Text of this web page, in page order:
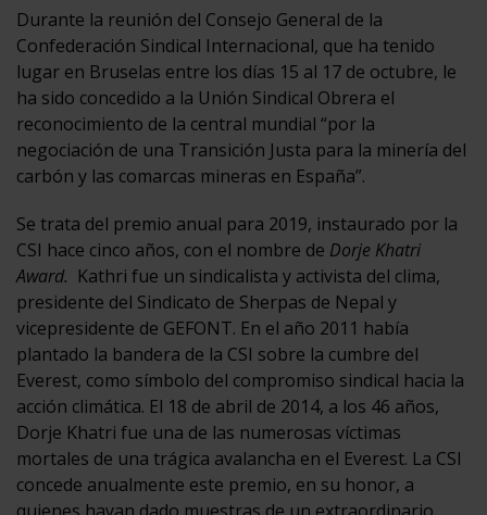
Durante la reunión del Consejo General de la
Confederación Sindical Internacional, que ha tenido
lugar en Bruselas entre los días 15 al 17 de octubre, le
ha sido concedido a la Unión Sindical Obrera el
reconocimiento de la central mundial “por la
negociación de una Transición Justa para la minería del
carbón y las comarcas mineras en España”.
Se trata del premio anual para 2019, instaurado por la
CSI hace cinco años, con el nombre de Dorje Khatri
Award. Kathri fue un sindicalista y activista del clima,
presidente del Sindicato de Sherpas de Nepal y
vicepresidente de GEFONT. En el año 2011 había
plantado la bandera de la CSI sobre la cumbre del
Everest, como símbolo del compromiso sindical hacia la
acción climática. El 18 de abril de 2014, a los 46 años,
Dorje Khatri fue una de las numerosas víctimas
mortales de una trágica avalancha en el Everest. La CSI
concede anualmente este premio, en su honor, a